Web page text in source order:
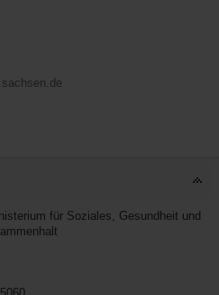
für Soziales, Gesundheit und